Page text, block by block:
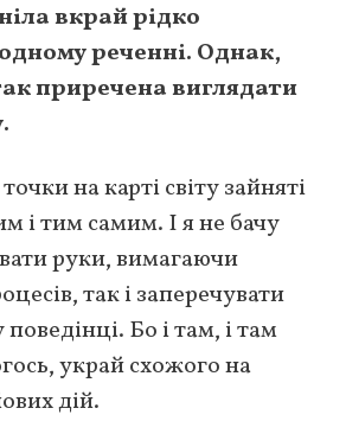
вкрай рідко
реченні. Однак,
приречена виглядати
на карті світу зайняті
і тим самим. І я не бачу
руки, вимагаючи
так і заперечувати
Бо і там, і там
украй схожого на
дій.